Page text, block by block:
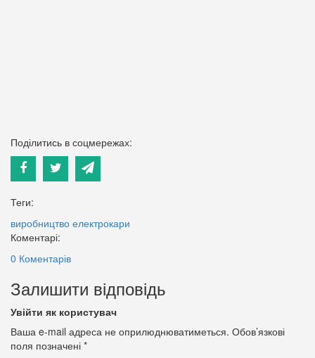
Поділитись в соцмережах:
Теги:
виробництво електрокари
Коментарі:
0 Коментарів
Залишити відповідь
Увійти як користувач
Ваша e-mail адреса не оприлюднюватиметься. Обов’язкові
поля позначені *